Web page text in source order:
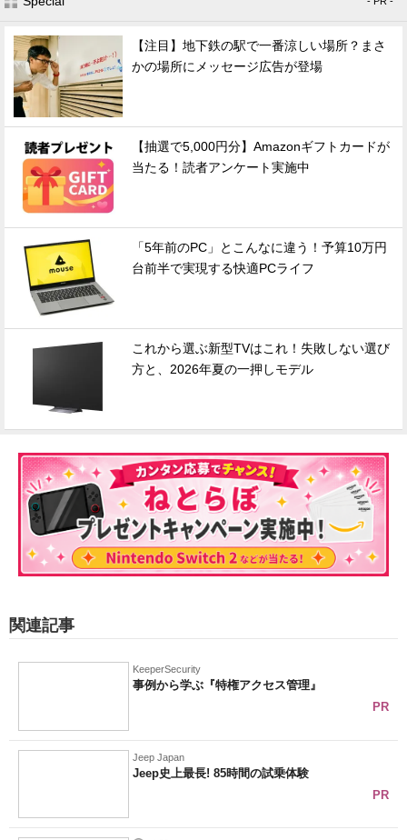
【注目】地下鉄の駅で一番涼しい場所？まさ
かの場所にメッセージ広告が登場
【抽選で5,000円分】Amazonギフトカードが
当たる！読者アンケート実施中
「5年前のPC」とこんなに違う！予算10万円
台前半で実現する快適PCライフ
これから選ぶ新型TVはこれ！失敗しない選び
方と、2026年夏の一押しモデル
関連記事
KeeperSecurity
事例から学ぶ『特権アクセス管理』
PR
Jeep Japan
Jeep史上最長! 85時間の試乗体験
PR